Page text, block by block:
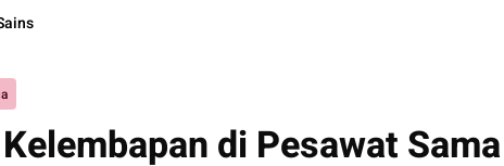
di Pesawat Sama